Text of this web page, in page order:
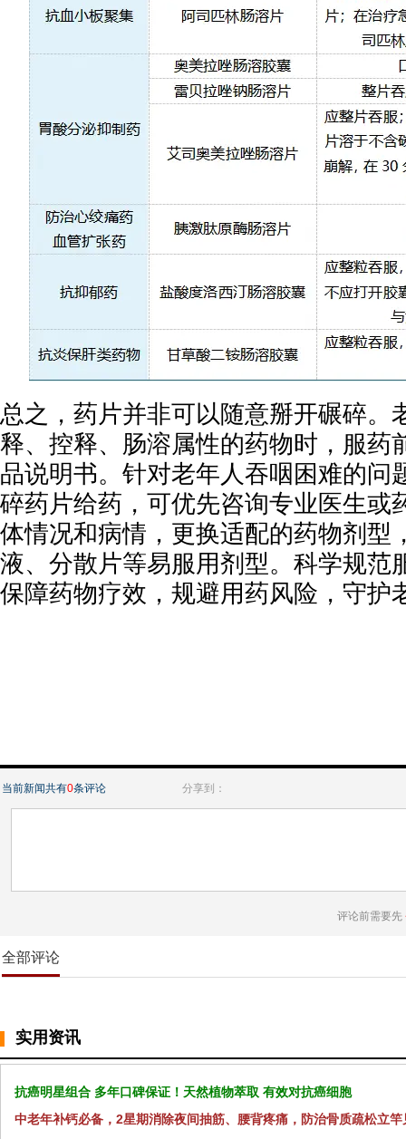
总之，药片并非可以随意掰开碾碎。
释、控释、肠溶属性的药物时，服药
品说明书。针对老年人吞咽困难的问
碎药片给药，可优先咨询专业医生或
体情况和病情，更换适配的药物剂型
液、分散片等易服用剂型。科学规范
保障药物疗效，规避用药风险，守护
当前新闻共有0条评论 分享到：
评论前需要先
全部评论
实用资讯
抗癌明星组合 多年口碑保证！天然植物萃取 有效对抗癌细胞
中老年补钙必备，2星期消除夜间抽筋、腰背疼痛，防治骨质疏松立竿